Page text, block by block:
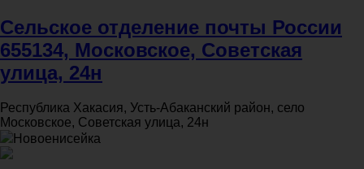
Сельское отделение почты России
655134, Московское, Советская
улица, 24н
Республика Хакасия, Усть-Абаканский район, село
Московское, Советская улица, 24н
Новоенисейка